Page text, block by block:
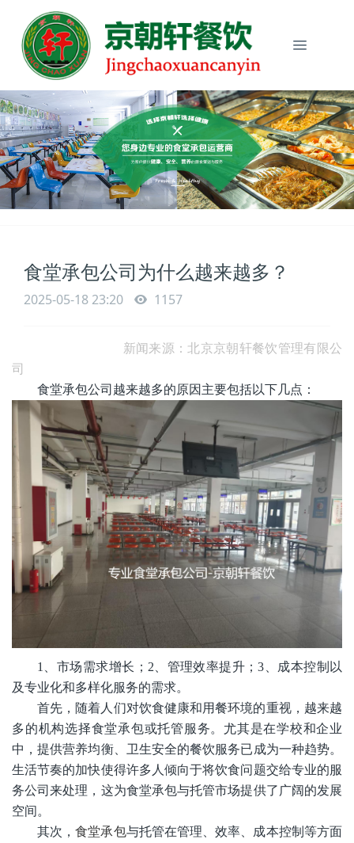
食堂承包公司为什么越来越多？
2025-05-18 23:20 1157
新闻来源：北京京朝轩餐饮管理有限公
司
食堂承包公司越来越多的原因主要包括以下几点：
1、市场需求增长；2、管理效率提升；3、成本控制以
及专业化和多样化服务的需求。‌
首先，随着人们对饮食健康和用餐环境的重视，越来越
多的机构选择食堂承包或托管服务。尤其是在学校和企业
中，提供营养均衡、卫生安全的餐饮服务已成为一种趋势。
生活节奏的加快使得许多人倾向于将饮食问题交给专业的服
务公司来处理，这为食堂承包与托管市场提供了广阔的发展
空间。
其次，食堂承包与托管在管理、效率、成本控制等方面